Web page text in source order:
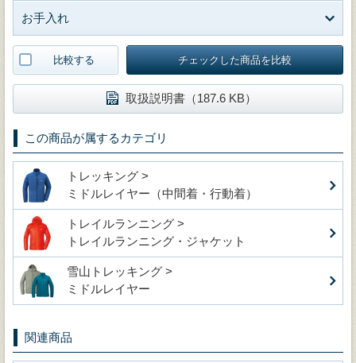
お手入れ
比較する チェックした商品を比較
取扱説明書（187.6 KB）
この商品が属するカテゴリ
トレッキング >
ミドルレイヤー（中間着・行動着）
トレイルランニング >
トレイルランニング・ジャケット
雪山トレッキング >
ミドルレイヤー
関連商品